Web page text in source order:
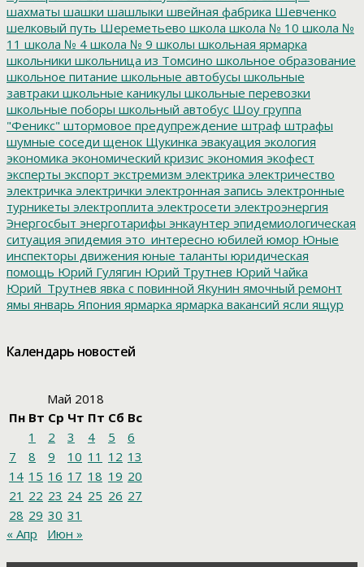
шахматы шашки шашлыки швейная фабрика Шевченко
шелковый путь Шереметьево школа школа № 10 школа №
11 школа № 4 школа № 9 школы школьная ярмарка
школьники школьница из Томсино школьное образование
школьное питание школьные автобусы школьные
завтраки школьные каникулы школьные перевозки
школьные поборы школьный автобус Шоу группа
"Феникс" штормовое предупреждение штраф штрафы
шумные соседи щенок Щукинка эвакуация экология
экономика экономический кризис экономия экофест
эксперты экспорт экстремизм электрика электричество
электричка электрички электронная запись электронные
турникеты электроплита электросети электроэнергия
Энергосбыт энерготарифы энкаунтер эпидемиологическая
ситуация эпидемия это_интересно юбилей юмор Юные
инспекторы движения юные таланты юридическая
помощь Юрий Гулягин Юрий Трутнев Юрий Чайка
Юрий_Трутнев явка с повинной Якунин ямочный ремонт
ямы январь Япония ярмарка ярмарка вакансий ясли ящур
Календарь новостей
Май 2018
Пн Вт Ср Чт Пт Сб Вс
1
2 3 4 5
6
7
8 9 10 11 12 13
14 15 16 17 18 19 20
21 22 23 24 25 26 27
28 29 30 31
« Апр
Июн »